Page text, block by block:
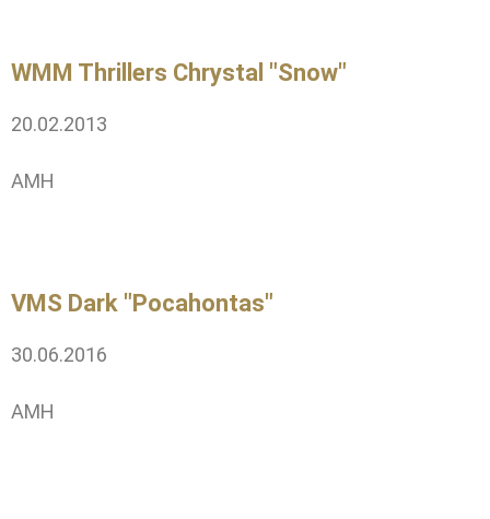
WMM Thrillers Chrystal "Snow"
20.02.2013
AMH
VMS Dark "Pocahontas"
30.06.2016
AMH